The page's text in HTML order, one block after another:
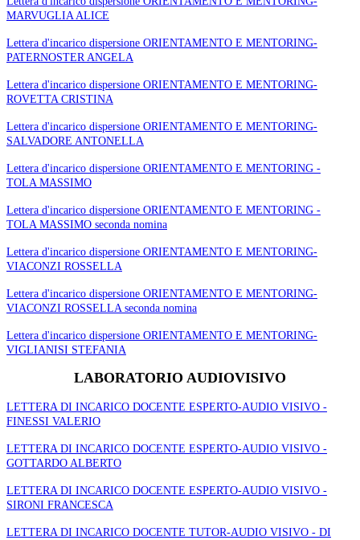
MARVUGLIA ALICE
Lettera d'incarico dispersione ORIENTAMENTO E MENTORING-
PATERNOSTER ANGELA
Lettera d'incarico dispersione ORIENTAMENTO E MENTORING-
ROVETTA CRISTINA
Lettera d'incarico dispersione ORIENTAMENTO E MENTORING-
SALVADORE ANTONELLA
Lettera d'incarico dispersione ORIENTAMENTO E MENTORING -
TOLA MASSIMO
Lettera d'incarico dispersione ORIENTAMENTO E MENTORING -
TOLA MASSIMO seconda nomina
Lettera d'incarico dispersione ORIENTAMENTO E MENTORING-
VIACONZI ROSSELLA
Lettera d'incarico dispersione ORIENTAMENTO E MENTORING-
VIACONZI ROSSELLA seconda nomina
Lettera d'incarico dispersione ORIENTAMENTO E MENTORING-
VIGLIANISI STEFANIA
LABORATORIO AUDIOVISIVO
LETTERA DI INCARICO DOCENTE ESPERTO-AUDIO VISIVO -
FINESSI VALERIO
LETTERA DI INCARICO DOCENTE ESPERTO-AUDIO VISIVO -
GOTTARDO ALBERTO
LETTERA DI INCARICO DOCENTE ESPERTO-AUDIO VISIVO -
SIRONI FRANCESCA
LETTERA DI INCARICO DOCENTE TUTOR-AUDIO VISIVO - DI